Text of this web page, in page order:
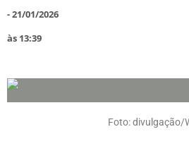
-21/01/2026
às 13:39
Foto: divulgação/